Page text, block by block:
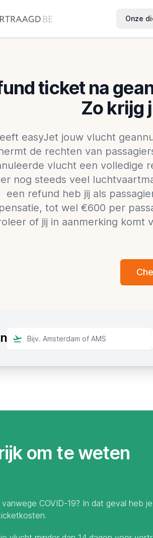
Onze
ticket na
Zo krijg
easyJet jouw vlucht
de rechten van
vlucht een volledige
nog steeds veel
een refund heb jij als
tot wel €600 per
of jij in aanmerking komt
om te weten
COVID-19? In dat geval heb